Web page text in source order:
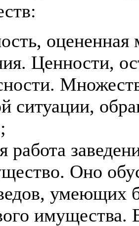
оцененная
Ценности,
ситуации,
работа
Оно
умеющих
имущества.